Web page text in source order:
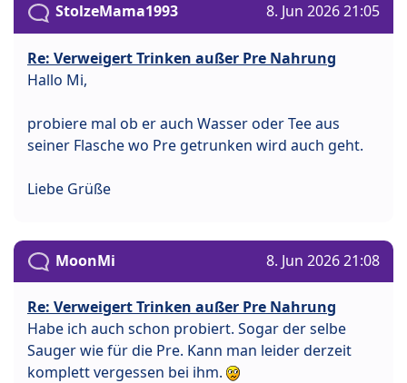
StolzeMama1993 8. Jun 2026 21:05
Re: Verweigert Trinken außer Pre Nahrung
Hallo Mi,
probiere mal ob er auch Wasser oder Tee aus
seiner Flasche wo Pre getrunken wird auch geht.
Liebe Grüße
MoonMi 8. Jun 2026 21:08
Re: Verweigert Trinken außer Pre Nahrung
Habe ich auch schon probiert. Sogar der selbe
Sauger wie für die Pre. Kann man leider derzeit
komplett vergessen bei ihm.